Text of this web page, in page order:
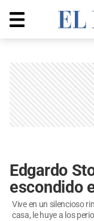
Edgardo
escondido
Vive en un silencioso
casa, le huye a los